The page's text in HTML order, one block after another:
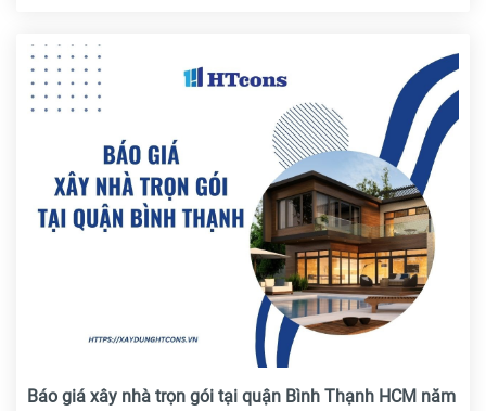
không và tỷ lệ nước dùng cho hỗn hợp bê tông nhựa nguội như
thế nào? Hãy cùng HTcons tìm hiểu ngay trong bài viết này.
Báo giá xây nhà trọn gói tại quận Bình Thạnh HCM năm